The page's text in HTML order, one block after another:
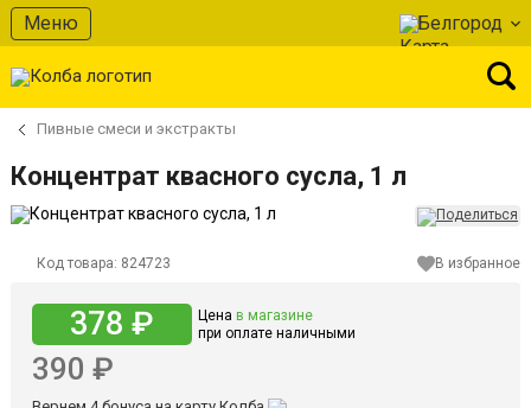
Меню Белгород
Пивные смеси и экстракты
Концентрат квасного сусла, 1 л
Код товара: 824723 В избранное
378 ₽ Цена в магазине
при оплате наличными
390 ₽